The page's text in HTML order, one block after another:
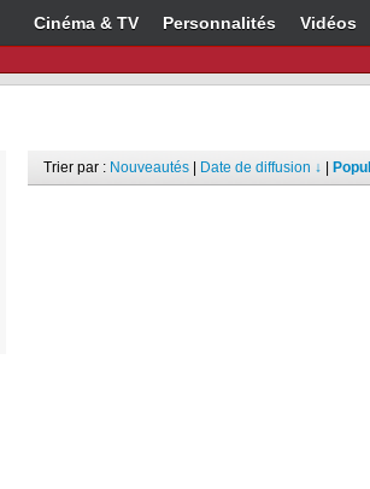
Cinéma & TV Personnalités Vidéos
Trier par : Nouveautés Date de diffusion ↓